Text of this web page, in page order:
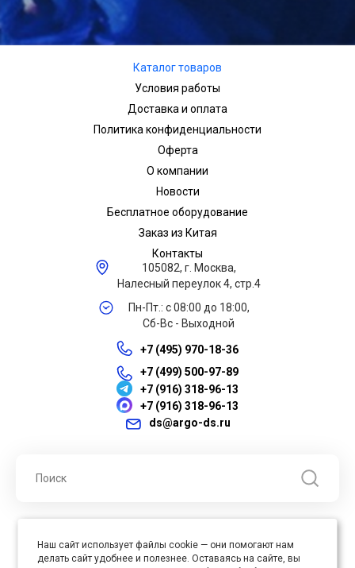
Каталог товаров
Условия работы
Доставка и оплата
Политика конфиденциальности
Оферта
О компании
Новости
Бесплатное оборудование
Заказ из Китая
Контакты
105082, г. Москва,
Налесный переулок 4, стр.4
Пн-Пт.: с 08:00 до 18:00,
Сб-Вс - Выходной
+7 (495) 970-18-36
+7 (499) 500-97-89
+7 (916) 318-96-13
+7 (916) 318-96-13
ds@argo-ds.ru
права защищены
Юр. адрес : 105005, г. Москва, ул. Бауманская, д.20, стр. 3
Наш сайт использует файлы cookie — они помогают нам
делать сайт удобнее и полезнее. Оставаясь на сайте, вы